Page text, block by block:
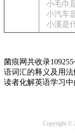
小毛巾
小汽车
小溪是
菌痕网共收录
语词汇的释义及用
读者化解英语学习中
Copyright ©